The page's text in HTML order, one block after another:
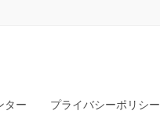
ター プライバシーポリシー